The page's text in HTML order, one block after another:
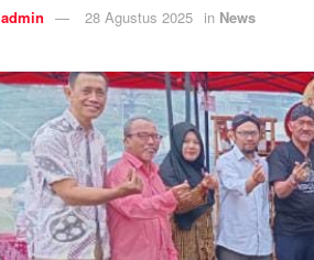
admin 28 Agustus 2025 in News